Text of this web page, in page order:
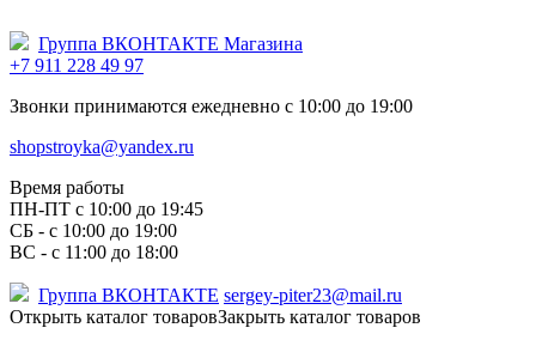
Группа ВКОНТАКТЕ Магазина
+7 911 228 49 97
Звонки принимаются ежедневно с 10:00 до 19:00
shopstroyka@yandex.ru
Время работы
ПН-ПТ c 10:00 до 19:45
СБ - с 10:00 до 19:00
ВС - с 11:00 до 18:00
Группа ВКОНТАКТЕ sergey-piter23@mail.ru
Открыть каталог товаровЗакрыть каталог товаров